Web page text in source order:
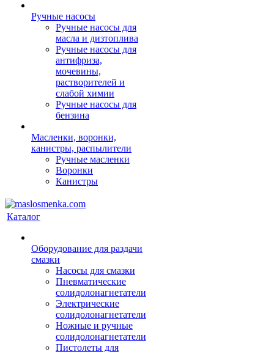
Ручные насосы
Ручные насосы для
масла и дизтоплива
Ручные насосы для
антифриза,
мочевины,
растворителей и
слабой химии
Ручные насосы для
бензина
Масленки, воронки,
канистры, распылители
Ручные масленки
Воронки
Канистры
Каталог
Оборудование для раздачи
смазки
Насосы для смазки
Пневматические
солидолонагнетатели
Электрические
солидолонагнетатели
Ножные и ручные
солидолонагнетатели
Пистолеты для